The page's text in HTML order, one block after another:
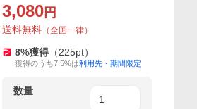
3,080 円
送料無料 （全国一律）
8%獲得 （225pt）
獲得のうち7.5%は利用先・期間限定
数量